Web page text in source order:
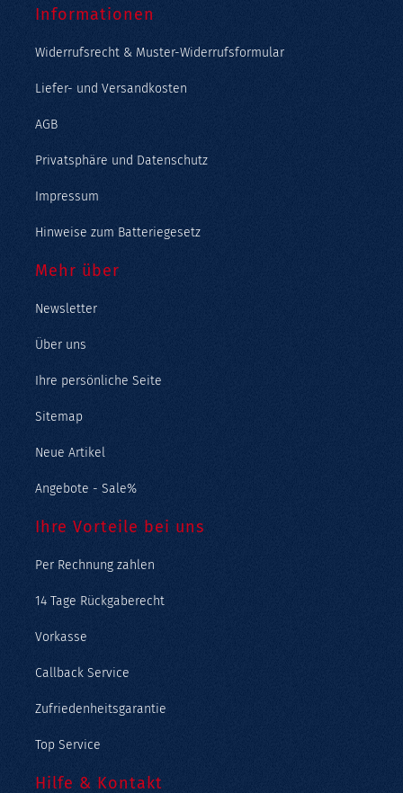
Informationen
Widerrufsrecht & Muster-Widerrufsformular
Liefer- und Versandkosten
AGB
Privatsphäre und Datenschutz
Impressum
Hinweise zum Batteriegesetz
Mehr über
Newsletter
Über uns
Ihre persönliche Seite
Sitemap
Neue Artikel
Angebote - Sale%
Ihre Vorteile bei uns
Per Rechnung zahlen
14 Tage Rückgaberecht
Vorkasse
Callback Service
Zufriedenheitsgarantie
Top Service
Hilfe & Kontakt